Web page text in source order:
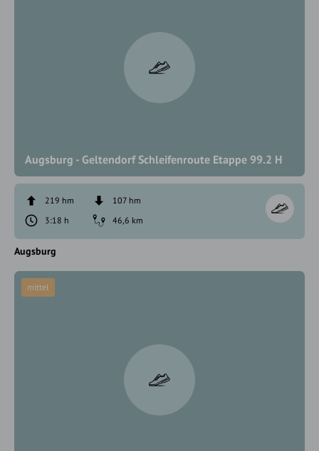
Augsburg - Geltendorf Schleifenroute Etappe 99.2 H
219 hm
107 hm
3:18 h
46,6 km
Augsburg
mittel